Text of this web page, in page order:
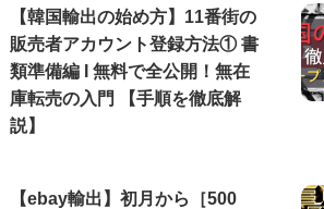
【韓国輸出の始め方】11番街の
販売者アカウント登録方法① 書
類準備編 Ι 無料で全公開！無在
庫転売の入門 【手順を徹底解
説】
【ebay輸出】初月から［500